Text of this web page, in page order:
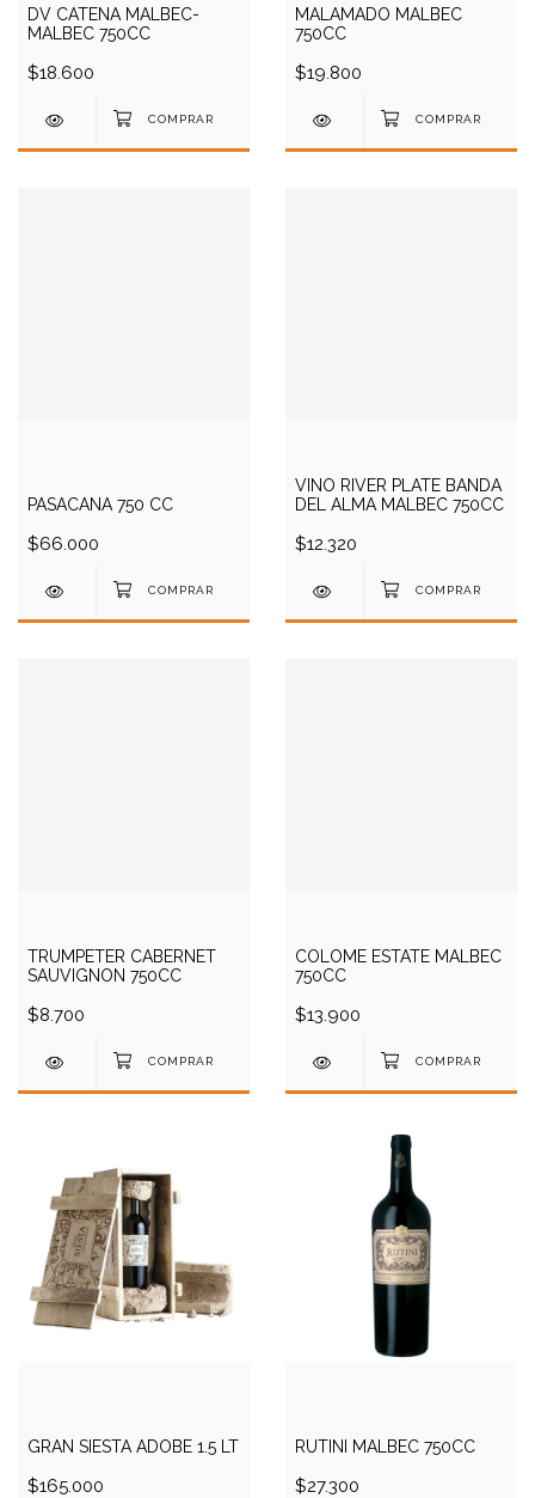
DV CATENA MALBEC-
MALBEC 750CC
$18.600
MALAMADO MALBEC
750CC
$19.800
PASACANA 750 CC
$66.000
VINO RIVER PLATE BANDA
DEL ALMA MALBEC 750CC
$12.320
TRUMPETER CABERNET
SAUVIGNON 750CC
$8.700
COLOME ESTATE MALBEC
750CC
$13.900
GRAN SIESTA ADOBE 1.5 LT
$165.000
RUTINI MALBEC 750CC
$27.300